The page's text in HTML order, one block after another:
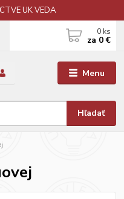
UK VEDA
Menu
Hľadať
0 ks
za 0 €